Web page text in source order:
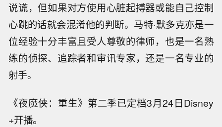
说谎，但如果对方使用心脏起搏器或能自己控制
心跳的话就会混淆他的判断。马特·默多克亦是一
位经验十分丰富且受人尊敬的律师，也是一名熟
练的侦探、追踪者和审讯专家，还是一名专业的
射手。
《夜魔侠：重生》第二季已定档3月24日Disney
+开播。